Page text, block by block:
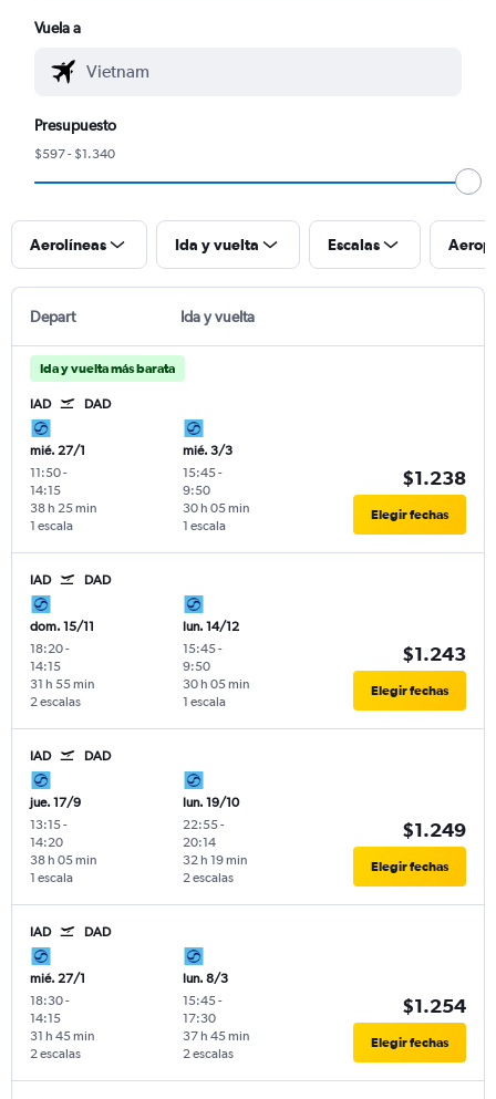
Vuela a
Presupuesto
$597 - $1.340
Aerolíneas Ida y vuelta Escalas
Depart Ida y vuelta
Ida y vuelta más barata
IAD DAD
mié. 27/1
11:50-
14:15
1 escala
38 h 25 min
mié. 3/3
15:45-
9:50
1 escala
30 h 05 min
$1.238
Elegir fechas
IAD DAD
dom. 15/11
18:20-
14:15
2 escalas
31 h 55 min
lun. 14/12
15:45-
9:50
1 escala
30 h 05 min
$1.243
Elegir fechas
IAD DAD
jue. 17/9
13:15-
14:20
1 escala
38 h 05 min
lun. 19/10
22:55-
20:14
2 escalas
32 h 19 min
$1.249
Elegir fechas
IAD DAD
mié. 27/1
18:30-
14:15
2 escalas
31 h 45 min
lun. 8/3
15:45-
17:30
2 escalas
37 h 45 min
$1.254
Elegir fechas